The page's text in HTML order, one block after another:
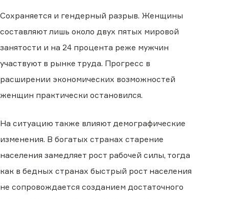
Сохраняется и гендерный разрыв. Женщины
составляют лишь около двух пятых мировой
занятости и на 24 процента реже мужчин
участвуют в рынке труда. Прогресс в
расширении экономических возможностей
женщин практически остановился.
На ситуацию также влияют демографические
изменения. В богатых странах старение
населения замедляет рост рабочей силы, тогда
как в бедных странах быстрый рост населения
не сопровождается созданием достаточного